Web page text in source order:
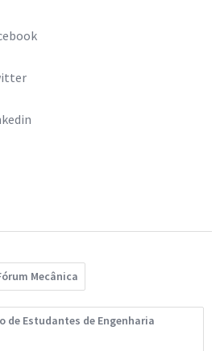
Mecânica
de Estudantes de Engenharia